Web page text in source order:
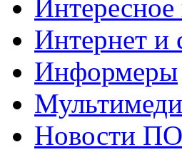
Интересное
Интернет и
Информеры
Новости ПО